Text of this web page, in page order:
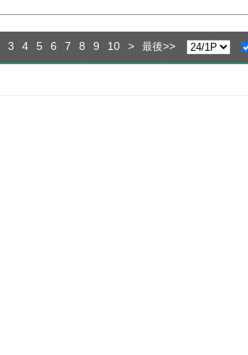
3 4 5 6 7 8 9 10 > 最後>>